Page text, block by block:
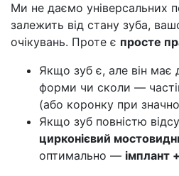
Ми не даємо універсальних
залежить від стану зуба,
очікувань. Проте є просте
Якщо зуб є, але він має
форми чи сколи —
(або коронку при
Якщо зуб повністю
цирконієвий
оптимально — імплант